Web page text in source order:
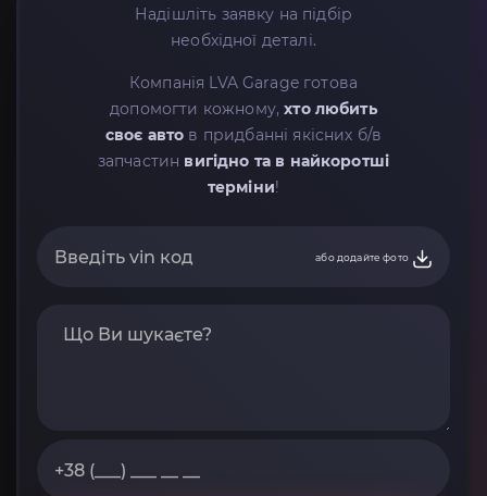
Надішліть заявку на підбір
необхідної деталі.
Компанія LVA Garage готова
допомогти кожному,хто любить
своє авто в придбанні якісних б/в
запчастин вигідно та в найкоротші
терміни!
або додайте фото